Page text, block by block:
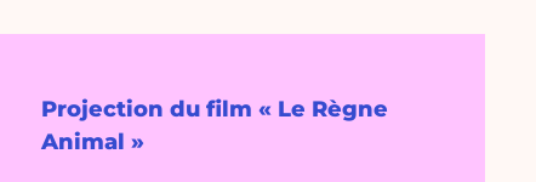
Projection du film « Le Règne
Animal »